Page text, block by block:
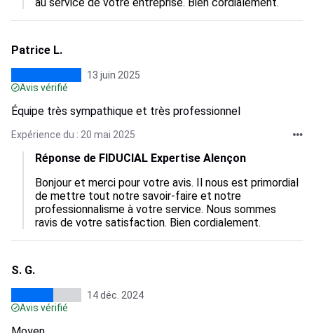
Patrice L.
13 juin 2025
Avis vérifié
Équipe très sympathique et très professionnel
Expérience du : 20 mai 2025
Réponse de FIDUCIAL Expertise Alençon
Bonjour et merci pour votre avis. Il nous est primordial
de mettre tout notre savoir-faire et notre
professionnalisme à votre service. Nous sommes
ravis de votre satisfaction. Bien cordialement.
S. G.
14 déc. 2024
Avis vérifié